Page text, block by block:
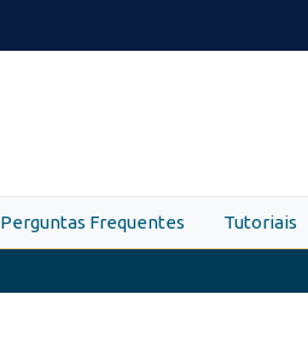
Perguntas Frequentes Tutoriais